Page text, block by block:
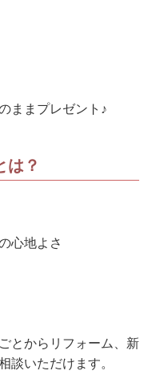
ままプレゼント♪
は？
心地よさ
とからリフォーム、新
談いただけます。